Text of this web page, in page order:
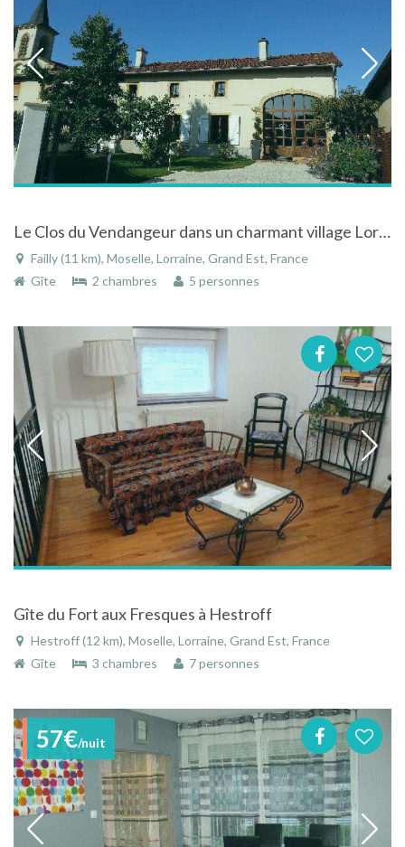
Le Clos du Vendangeur dans un charmant village Lorrain à 8mn de Metz
Failly (11 km), Moselle, Lorraine, Grand Est, France
Gîte
2 chambres 5 personnes
Gîte du Fort aux Fresques à Hestroff
Hestroff (12 km), Moselle, Lorraine, Grand Est, France
Gîte
3 chambres 7 personnes
57€/nuit